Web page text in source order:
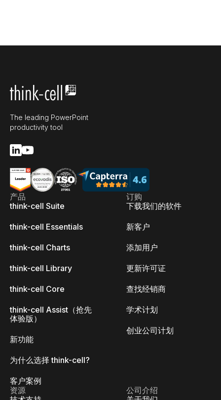
The leading PowerPoint
productivity tool
产品
think-cell Suite
think-cell Essentials
think-cell Charts
think-cell Library
think-cell Core
think-cell Assist（抢先
体验版）
新功能
为什么选择 think-cell?
客户案例
订购
下载我们的软件
新客户
添加用户
更新许可证
查找经销商
学术计划
创业公司计划
资源
公司介绍